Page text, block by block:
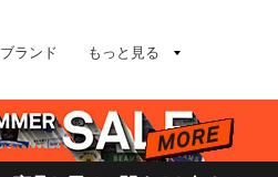
ブランド もっと見る